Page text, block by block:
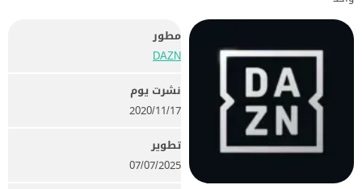
مطور
DAZN
نشرت يوم
17‏/11‏/2020
تطوير
07/07/2025